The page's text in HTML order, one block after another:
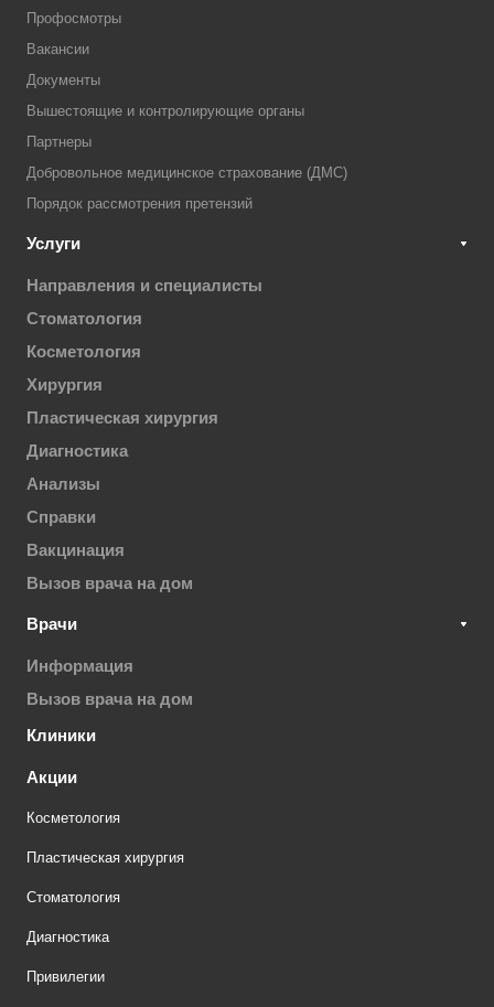
Профосмотры
Вакансии
Документы
Вышестоящие и контролирующие органы
Партнеры
Добровольное медицинское страхование (ДМС)
Порядок рассмотрения претензий
Услуги
Направления и специалисты
Стоматология
Косметология
Хирургия
Пластическая хирургия
Диагностика
Анализы
Справки
Вакцинация
Вызов врача на дом
Врачи
Информация
Вызов врача на дом
Клиники
Акции
Косметология
Пластическая хирургия
Стоматология
Диагностика
Привилегии